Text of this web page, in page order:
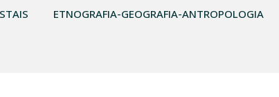
ETNOGRAFIA-GEOGRAFIA-ANTROPOLOGIA